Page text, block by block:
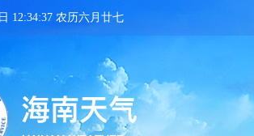
12:34:38 农历六月廿七